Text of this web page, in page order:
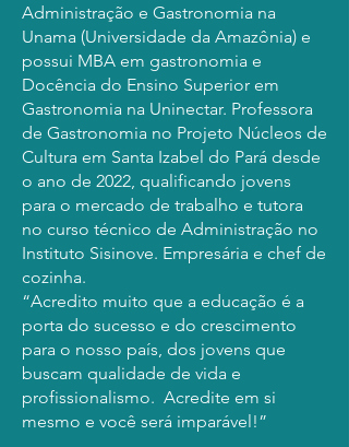
Administração e Gastronomia na
Unama (Universidade da Amazônia) e
possui MBA em gastronomia e
Docência do Ensino Superior em
Gastronomia na Uninectar. Professora
de Gastronomia no Projeto Núcleos de
Cultura em Santa Izabel do Pará desde
o ano de 2022, qualificando jovens
para o mercado de trabalho e tutora
no curso técnico de Administração no
Instituto Sisinove. Empresária e chef de
cozinha.
“Acredito muito que a educação é a
porta do sucesso e do crescimento
para o nosso país, dos jovens que
buscam qualidade de vida e
profissionalismo. Acredite em si
mesmo e você será imparável!”